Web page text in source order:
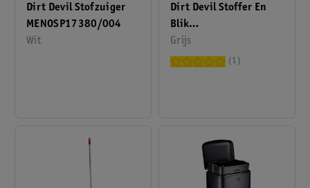
Dirt Devil Stofzuiger
MENOSP17380/004
Wit
Dirt Devil Stoffer En
Blik
MEMISP17490/0024
Grijs
1